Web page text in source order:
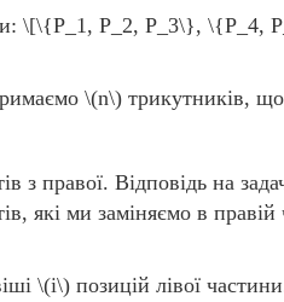
\[\{P_1, P_2, P_3\}, \{P_4,
\(n\) трикутників,
з правої. Відповідь на
які ми заміняємо в
\(i\) позицій лівої